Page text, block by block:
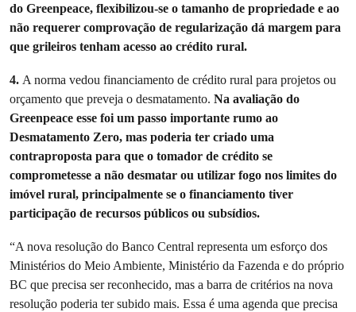
do Greenpeace, flexibilizou-se o tamanho de propriedade e ao
não requerer comprovação de regularização dá margem para
que grileiros tenham acesso ao crédito rural.
4. A norma vedou financiamento de crédito rural para projetos ou
orçamento que preveja o desmatamento. Na avaliação do
Greenpeace esse foi um passo importante rumo ao
Desmatamento Zero, mas poderia ter criado uma
contraproposta para que o tomador de crédito se
comprometesse a não desmatar ou utilizar fogo nos limites do
imóvel rural, principalmente se o financiamento tiver
participação de recursos públicos ou subsídios.
“A nova resolução do Banco Central representa um esforço dos
Ministérios do Meio Ambiente, Ministério da Fazenda e do próprio
BC que precisa ser reconhecido, mas a barra de critérios na nova
resolução poderia ter subido mais. Essa é uma agenda que precisa